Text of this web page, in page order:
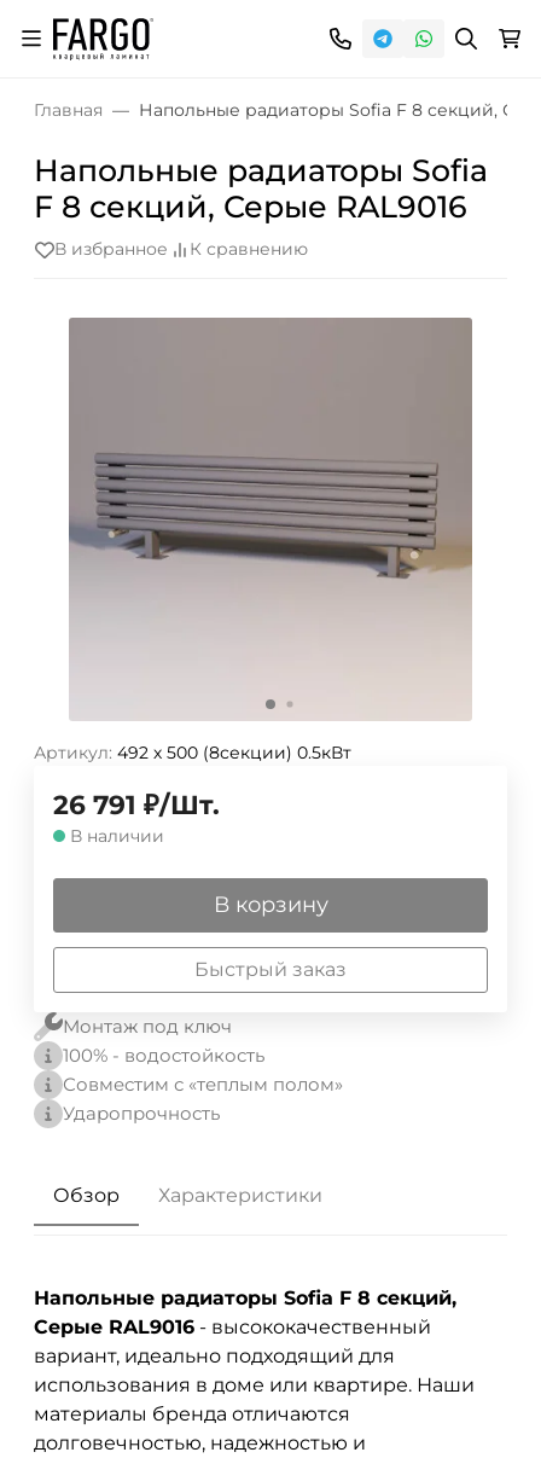
Главная Напольные радиаторы Sofia F 8 секций,
Напольные радиаторы Sofia
F 8 секций, Серые RAL9016
В избранное К сравнению
Артикул: 492 х 500 (8секции) 0.5кВт
26 791 ₽/Шт.
В наличии
В корзину
Быстрый заказ
Монтаж под ключ
100% - водостойкость
Совместим с «теплым полом»
Ударопрочность
Обзор Характеристики
Напольные радиаторы Sofia F 8 секций,
Серые RAL9016 - высококачественный
вариант, идеально подходящий для
использования в доме или квартире. Наши
материалы бренда отличаются
долговечностью, надежностью и